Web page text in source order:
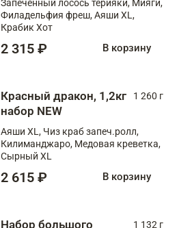
Запечённый лосось терияки, Мияги,
Филадельфия фреш, Аяши XL,
Крабик Хот
2 315 ₽ В корзину
Красный дракон, 1,2кг
набор NEW
1 260 г
Аяши XL, Чиз краб запеч.ролл,
Килиманджаро, Медовая креветка,
Сырный XL
2 615 ₽ В корзину
Набор большого
1 132 г